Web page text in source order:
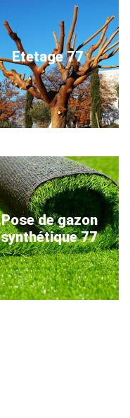
Etetage 77
Pose de gazon
synthétique 77